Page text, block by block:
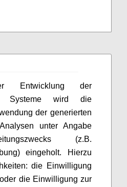
Entwicklung der
Systeme wird die
der generierten
unter Angabe
(z.B.
eingeholt. Hierzu
die Einwilligung
die Einwilligung zur